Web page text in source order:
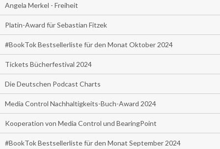
Angela Merkel - Freiheit
Platin-Award für Sebastian Fitzek
#BookTok Bestsellerliste für den Monat Oktober 2024
Tickets Bücherfestival 2024
Die Deutschen Podcast Charts
Media Control Nachhaltigkeits-Buch-Award 2024
Kooperation von Media Control und BearingPoint
#BookTok Bestsellerliste für den Monat September 2024